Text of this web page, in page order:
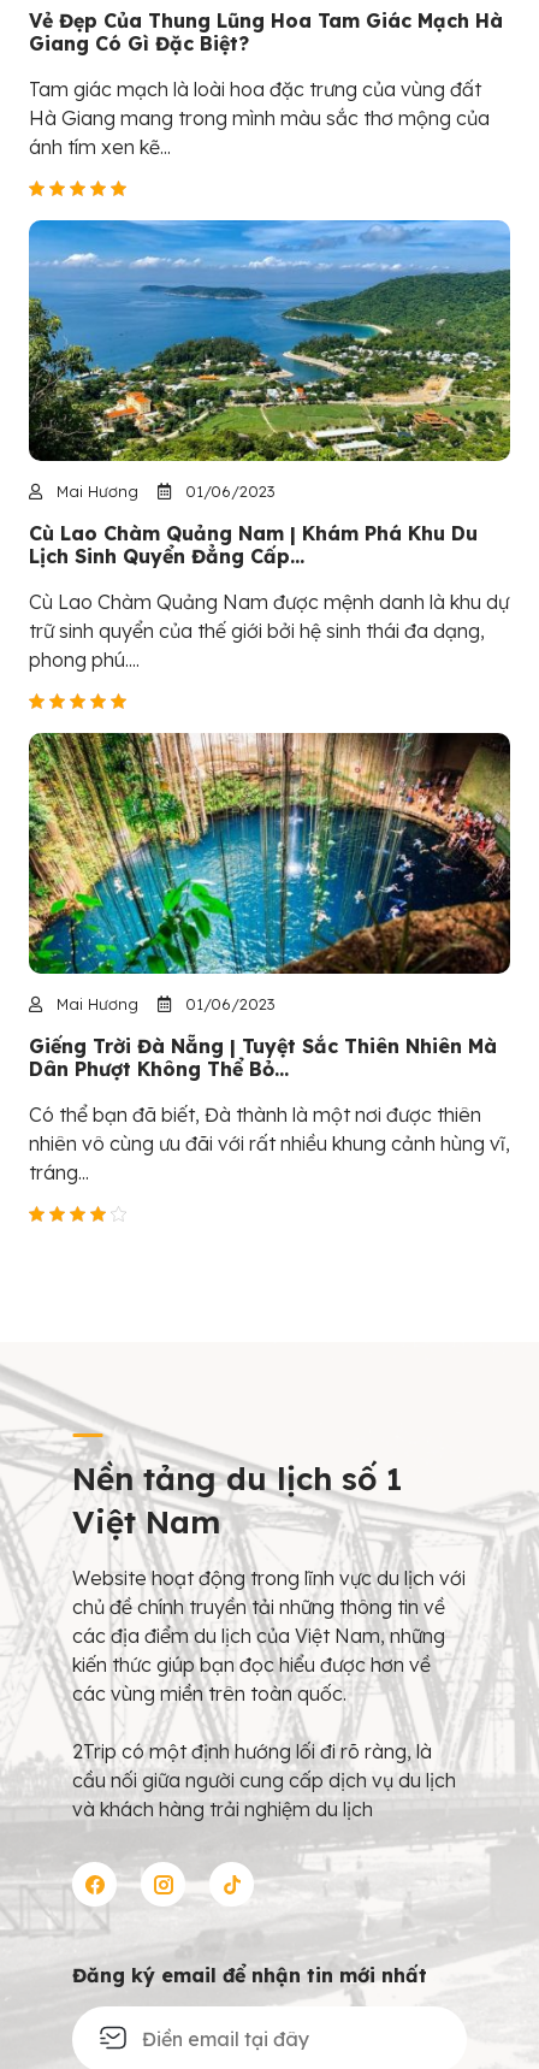
Vẻ Đẹp Của Thung Lũng Hoa Tam Giác Mạch Hà
Giang Có Gì Đặc Biệt?
Tam giác mạch là loài hoa đặc trưng của vùng đất
Hà Giang mang trong mình màu sắc thơ mộng của
ánh tím xen kẽ...
Mai Hương 01/06/2023
Cù Lao Chàm Quảng Nam | Khám Phá Khu Du
Lịch Sinh Quyển Đẳng Cấp...
Cù Lao Chàm Quảng Nam được mệnh danh là khu dự
trữ sinh quyển của thế giới bởi hệ sinh thái đa dạng,
phong phú....
Mai Hương 01/06/2023
Giếng Trời Đà Nẵng | Tuyệt Sắc Thiên Nhiên Mà
Dân Phượt Không Thể Bỏ...
Có thể bạn đã biết, Đà thành là một nơi được thiên
nhiên vô cùng ưu đãi với rất nhiều khung cảnh hùng vĩ,
tráng...
Nền tảng du lịch số 1
Việt Nam
Website hoạt động trong lĩnh vực du lịch với
chủ đề chính truyền tải những thông tin về
các địa điểm du lịch của Việt Nam, những
kiến thức giúp bạn đọc hiểu được hơn về
các vùng miền trên toàn quốc.
2Trip có một định hướng lối đi rõ ràng, là
cầu nối giữa người cung cấp dịch vụ du lịch
và khách hàng trải nghiệm du lịch
Đăng ký email để nhận tin mới nhất